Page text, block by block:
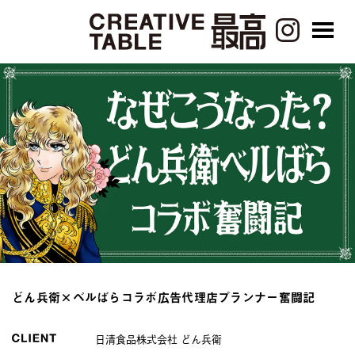
どん兵衛×ベルばらコラボ広告代理店プランナー奮闘記
日清食品株式会社 どん兵衛